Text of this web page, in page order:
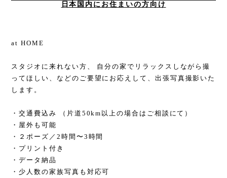
日本国内にお住まいの方向け
at HOME
スタジオに来れない方、 自分の家でリラックスしながら撮
ってほしい、などのご要望にお応えして、出張写真撮影いた
します。
・交通費込み （片道50km以上の場合はご相談にて）
・屋外も可能
・２ポーズ／2時間〜3時間
・プリント付き
・データ納品
・少人数の家族写真も対応可